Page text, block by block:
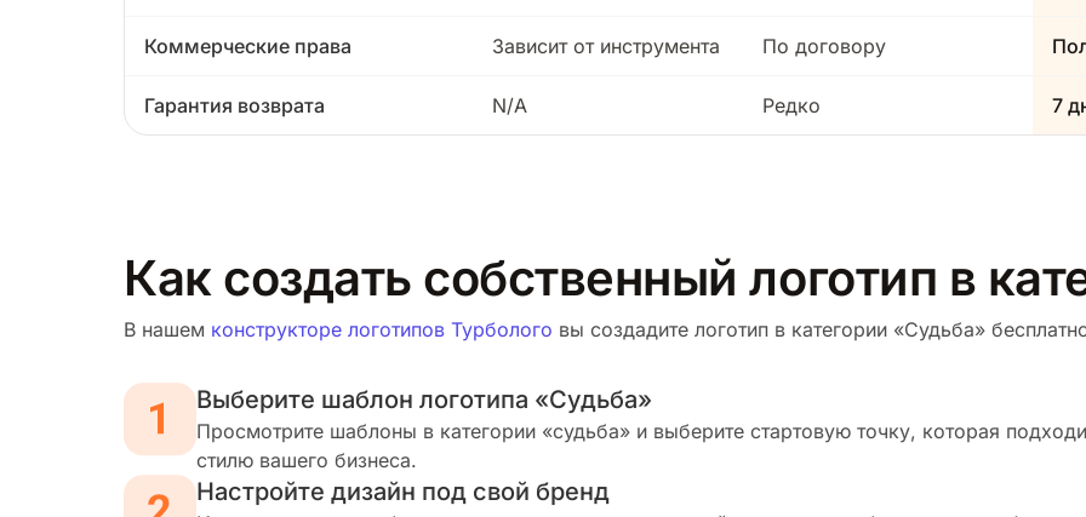
Коммерческие права Зависит от инструмента По договору
Гарантия возврата N/A Редко 7
Как создать собственный логотип в
В нашем конструкторе логотипов Турболого вы создадите логотип в категории «Судьба»
Выберите шаблон логотипа «Судьба»
Просмотрите шаблоны в категории «судьба» и выберите стартовую точку, которая
стилю вашего бизнеса.
Настройте дизайн под свой бренд